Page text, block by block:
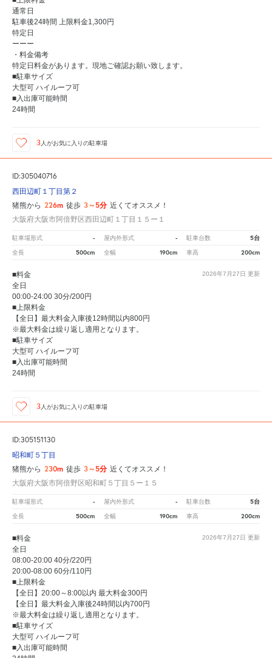
通常日
駐車後24時間 上限料金1,300円
特定日
ーーー
・料金備考
特定日料金があります。現地ご確認お願い致します。
■駐車サイズ
大型可 ハイルーフ可
■入出庫可能時間
24時間
3 人がお気に入りの駐車場
ID:305040716
西田辺町１丁目第２
猪熊から 226m 徒歩 3～5分 近くてオススメ！
大阪府大阪市阿倍野区西田辺町１丁目１５ー１
駐車場形式 - 屋内外形式 - 駐車台数 5台
全長 500cm 全幅 190cm 車高 200cm
2026年7月27日 更新
■料金
全日
00:00-24:00 30分/200円
■上限料金
【全日】最大料金入庫後12時間以内800円
※最大料金は繰り返し適用となります。
■駐車サイズ
大型可 ハイルーフ可
■入出庫可能時間
24時間
3 人がお気に入りの駐車場
ID:305151130
昭和町５丁目
猪熊から 230m 徒歩 3～5分 近くてオススメ！
大阪府大阪市阿倍野区昭和町５丁目５ー１５
駐車場形式 - 屋内外形式 - 駐車台数 5台
全長 500cm 全幅 190cm 車高 200cm
2026年7月27日 更新
■料金
全日
08:00-20:00 40分/220円
20:00-08:00 60分/110円
■上限料金
【全日】20:00～8:00以内 最大料金300円
【全日】最大料金入庫後24時間以内700円
※最大料金は繰り返し適用となります。
■駐車サイズ
大型可 ハイルーフ可
■入出庫可能時間